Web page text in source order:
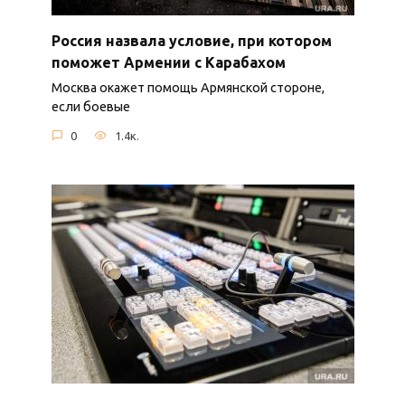
Россия назвала условие, при котором
поможет Армении с Карабахом
Москва окажет помощь Армянской стороне,
если боевые
0 1.4к.